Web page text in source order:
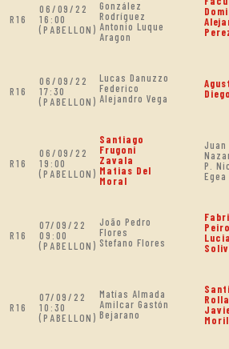
R16
06/09/22
16:00
(PABELLON)
González
Rodríguez
Antonio Luque
Aragon
R16
06/09/22
17:30
(PABELLON)
Lucas Danuzzo
Federico
Alejandro Vega
R16
06/09/22
19:00
(PABELLON)
Santiago
Frugoni
Zavala
Matias Del
Moral
Juan
P.
Egea
R16
07/09/22
09:00
(PABELLON)
João Pedro
Flores
Stefano Flores
R16
07/09/22
10:30
(PABELLON)
Matías Almada
Amilcar Gastón
Bejarano
Rolla